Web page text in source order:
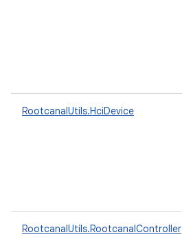
RootcanalUtils.HciDevice
RootcanalUtils.RootcanalController